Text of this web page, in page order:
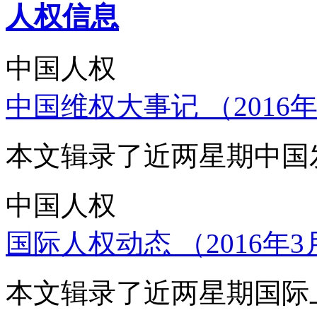
人权信息
中国人权
中国维权大事记 （2016
本文辑录了近两星期中
中国人权
国际人权动态 （2016年
本文辑录了近两星期国